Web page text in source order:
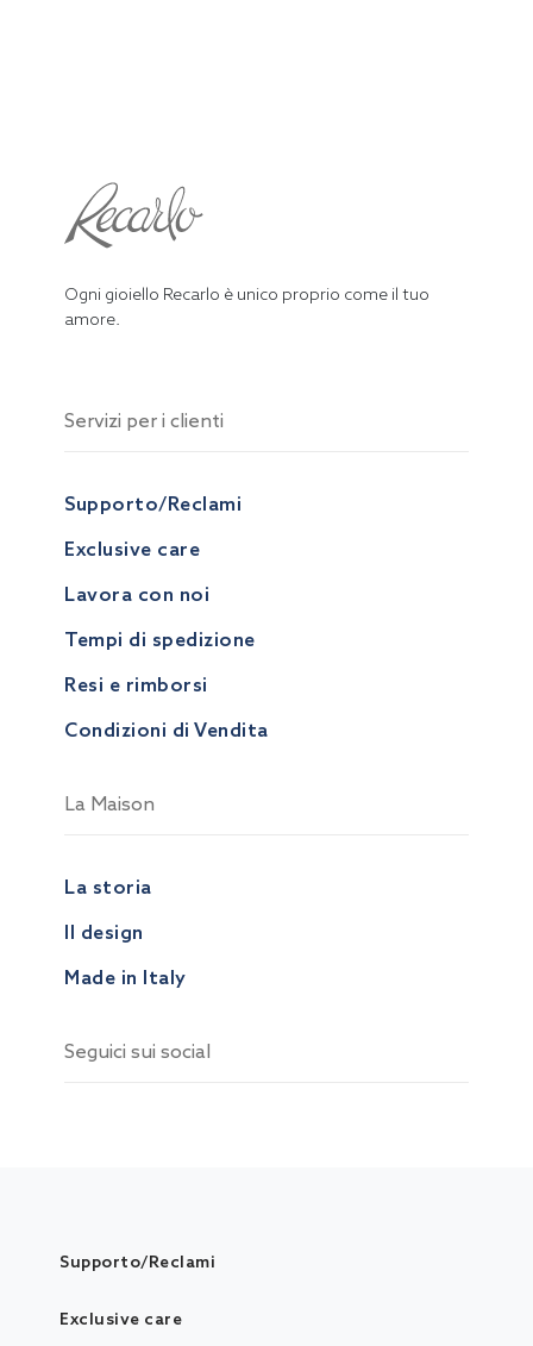
Ogni gioiello Recarlo è unico proprio come il tuo
amore.
Servizi per i clienti
Supporto/Reclami
Exclusive care
Lavora con noi
Tempi di spedizione
Resi e rimborsi
Condizioni di Vendita
La Maison
La storia
Il design
Made in Italy
Seguici sui social
Supporto/Reclami
Exclusive care